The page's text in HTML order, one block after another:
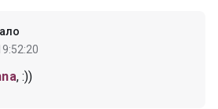
, :))